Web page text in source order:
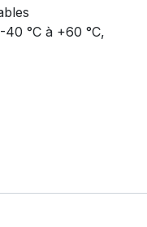
°C à +60 °C,